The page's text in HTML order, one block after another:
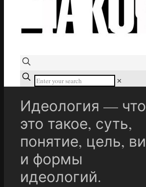
✕
Идеология — что
это такое, суть,
понятие, цель,
и формы
идеологий.